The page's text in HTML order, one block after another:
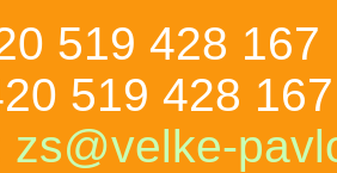
519 428 167
519 428 167
zs@velke-